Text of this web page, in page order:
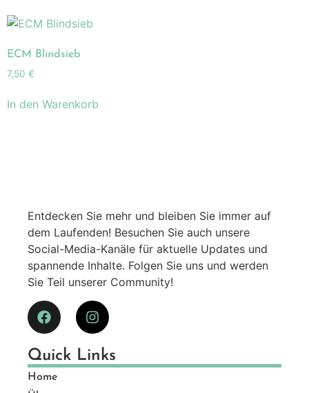
ECM Blindsieb
7,50 €
In den Warenkorb
Entdecken Sie mehr und bleiben Sie immer auf
dem Laufenden! Besuchen Sie auch unsere
Social-Media-Kanäle für aktuelle Updates und
spannende Inhalte. Folgen Sie uns und werden
Sie Teil unserer Community!
Quick Links
Home